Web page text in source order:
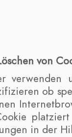
von
ob
in der